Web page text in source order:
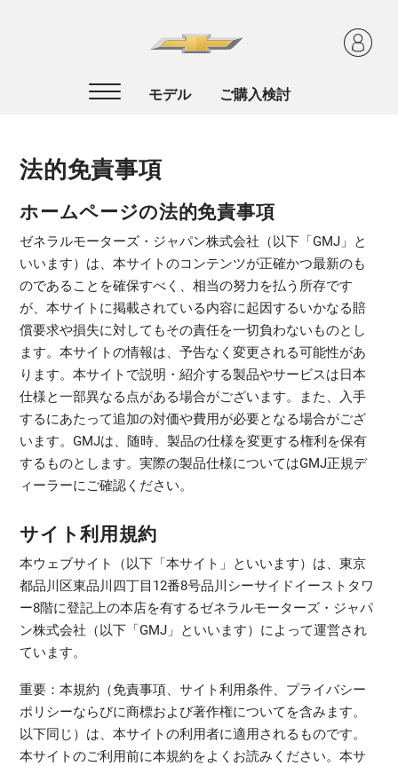
法的免責事項
ホームページの法的免責事項
ゼネラルモーターズ・ジャパン株式会社（以下「GMJ」と
いいます）は、本サイトのコンテンツが正確かつ最新のも
のであることを確保すべく、相当の努力を払う所存です
が、本サイトに掲載されている内容に起因するいかなる賠
償要求や損失に対してもその責任を一切負わないものとし
ます。本サイトの情報は、予告なく変更される可能性があ
ります。本サイトで説明・紹介する製品やサービスは日本
仕様と一部異なる点がある場合がございます。また、入手
するにあたって追加の対価や費用が必要となる場合がござ
います。GMJは、随時、製品の仕様を変更する権利を保有
するものとします。実際の製品仕様についてはGMJ正規デ
ィーラーにご確認ください。
サイト利用規約
本ウェブサイト（以下「本サイト」といいます）は、東京
都品川区東品川四丁目12番8号品川シーサイドイーストタワ
ー8階に登記上の本店を有するゼネラルモーターズ・ジャパ
ン株式会社（以下「GMJ」といいます）によって運営され
ています。
重要：本規約（免責事項、サイト利用条件、プライバシー
ポリシーならびに商標および著作権についてを含みます。
以下同じ）は、本サイトの利用者に適用されるものです。
本サイトのご利用前に本規約をよくお読みください。本サ